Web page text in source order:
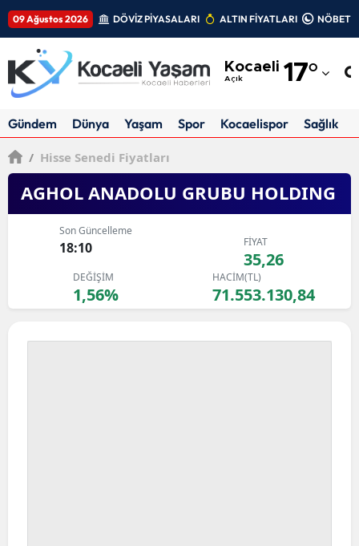
09 Ağustos 2026 DÖVİZ PİYASALARI ALTIN FİYATLARI
Kocaeli
Açık 17°
Adıyaman
Ankara
Antalya
Artvin
Aydın
Balıkesir
Gündem Dünya Yaşam Spor Kocaelispor Sağlık
/ Hisse Senedi Fiyatları
AGHOL ANADOLU GRUBU HOLDING
Son Güncelleme
18:10 FİYAT
35,26
DEĞİŞİM
1,56%
HACİM(TL)
71.553.130,84